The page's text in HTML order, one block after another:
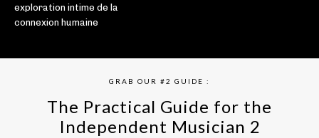
exploration intime de la
connexion humaine
GRAB OUR #2 GUIDE :
The Practical Guide for the
Independent Musician 2